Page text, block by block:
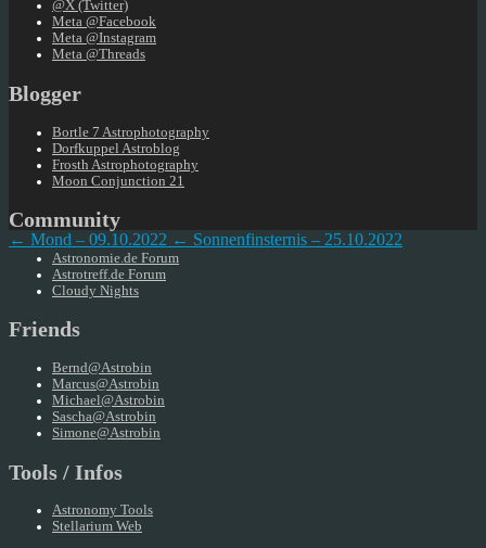
@X (Twitter)
Meta @Facebook
Meta @Instagram
Meta @Threads
Blogger
Bortle 7 Astrophotography
Dorfkuppel Astroblog
Frosth Astrophotography
Moon Conjunction 21
Community
Astronomie.de Forum
Astrotreff.de Forum
Cloudy Nights
Friends
Bernd@Astrobin
Marcus@Astrobin
Michael@Astrobin
Sascha@Astrobin
Simone@Astrobin
Tools / Infos
Astronomy Tools
Stellarium Web
← Mond – 09.10.2022 ← Sonnenfinsternis – 25.10.2022